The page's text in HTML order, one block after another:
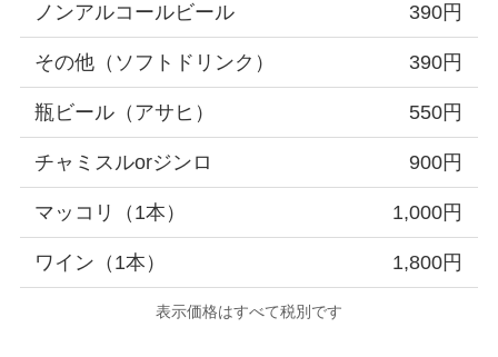
ノンアルコールビール 390円
その他（ソフトドリンク） 390円
瓶ビール（アサヒ） 550円
チャミスルorジンロ 900円
マッコリ（1本） 1,000円
ワイン（1本） 1,800円
表示価格はすべて税別です